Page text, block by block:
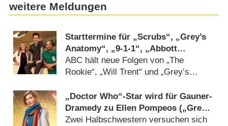
weitere Meldungen
Starttermine für „Scrubs“, „Grey’s
Anatomy“, „9-1-1“, „Abbott
Elementary“ und mehr verkündet
ABC hält neue Folgen von „The
Rookie“, „Will Trent“ und „Grey’s
(28.07.2026)
„Doctor Who“-Star wird für Gauner-
Dramedy zu Ellen Pompeos („Grey’s
Anatomy“) Serienschwester
Zwei Halbschwestern versuchen sich